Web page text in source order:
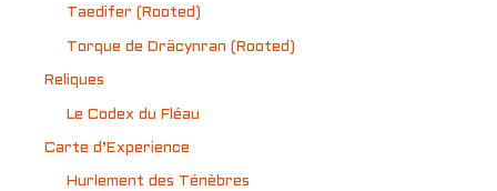
Taedifer (Rooted)
Torque de Dräcynran (Rooted)
Reliques
Le Codex du Fléau
Carte d’Experience
Hurlement des Ténèbres